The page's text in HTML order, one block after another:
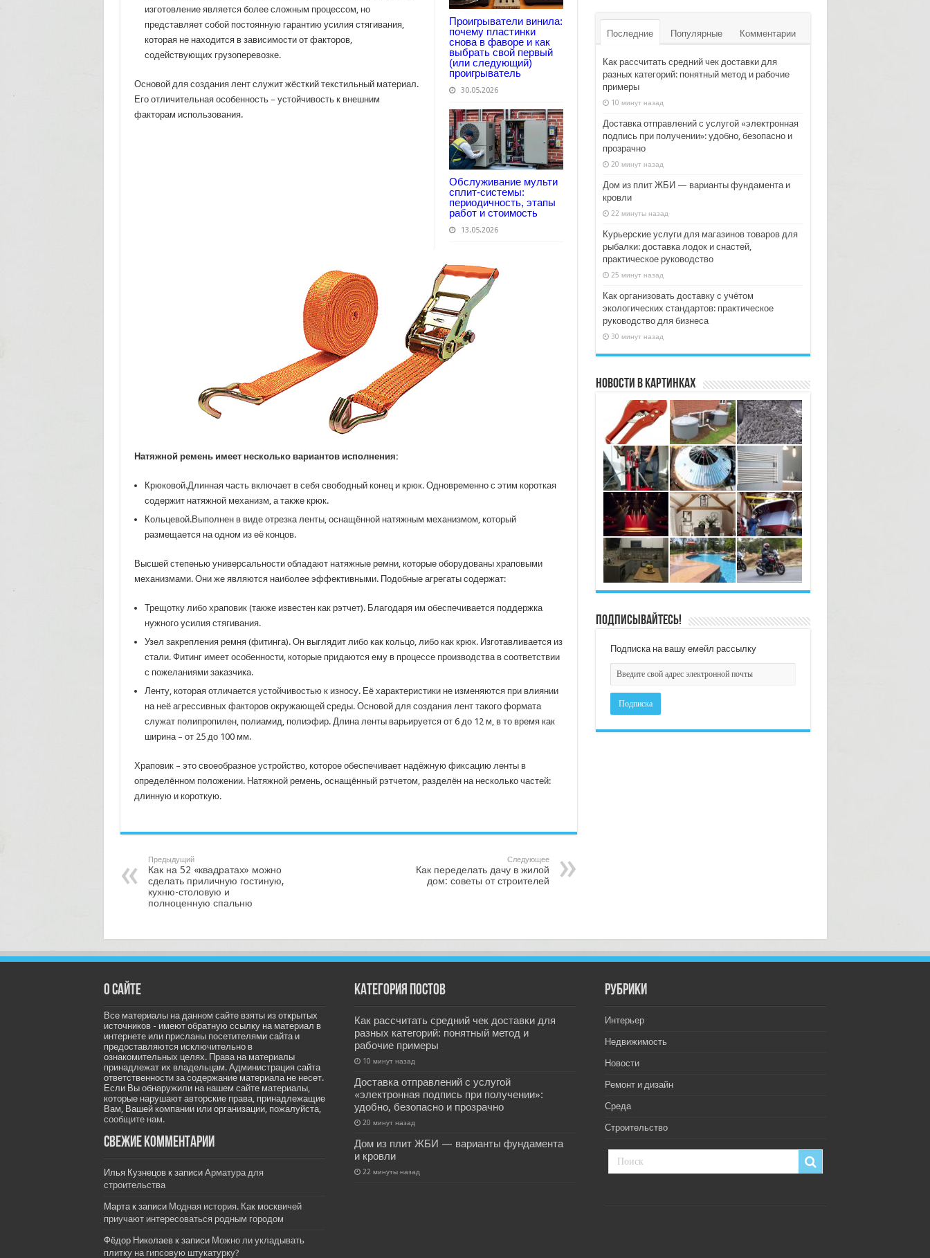
Проигрыватели винила:
почему пластинки
снова в фаворе и как
выбрать свой первый
(или следующий)
проигрыватель
30.05.2026
Обслуживание мульти
сплит-системы:
периодичность, этапы
работ и стоимость
13.05.2026
изготовление является более сложным процессом, но
представляет собой постоянную гарантию усилия стягивания,
которая не находится в зависимости от факторов,
содействующих грузоперевозке.
Основой для создания лент служит жёсткий текстильный материал.
Его отличительная особенность – устойчивость к внешним
факторам использования.
Натяжной ремень имеет несколько вариантов исполнения:
Крюковой.Длинная часть включает в себя свободный конец и крюк. Одновременно с этим короткая
содержит натяжной механизм, а также крюк.
Кольцевой.Выполнен в виде отрезка ленты, оснащённой натяжным механизмом, который
размещается на одном из её концов.
Высшей степенью универсальности обладают натяжные ремни, которые оборудованы храповыми
механизмами. Они же являются наиболее эффективными. Подобные агрегаты содержат:
Трещотку либо храповик (также известен как рэтчет). Благодаря им обеспечивается поддержка
нужного усилия стягивания.
Узел закрепления ремня (фитинга). Он выглядит либо как кольцо, либо как крюк. Изготавливается из
стали. Фитинг имеет особенности, которые придаются ему в процессе производства в соответствии
с пожеланиями заказчика.
Ленту, которая отличается устойчивостью к износу. Её характеристики не изменяются при влиянии
на неё агрессивных факторов окружающей среды. Основой для создания лент такого формата
служат полипропилен, полиамид, полиэфир. Длина ленты варьируется от 6 до 12 м, в то время как
ширина – от 25 до 100 мм.
Храповик – это своеобразное устройство, которое обеспечивает надёжную фиксацию ленты в
определённом положении. Натяжной ремень, оснащённый рэтчетом, разделён на несколько частей:
длинную и короткую.
Предыдущий
Как на 52 «квадратах» можно
сделать приличную гостиную,
кухню-столовую и
полноценную спальню
Следующее
Как переделать дачу в жилой
дом: советы от строителей
Последние Популярные Комментарии
Как рассчитать средний чек доставки для
разных категорий: понятный метод и рабочие
примеры
10 минут назад
Доставка отправлений с услугой «электронная
подпись при получении»: удобно, безопасно и
прозрачно
20 минут назад
Дом из плит ЖБИ — варианты фундамента и
кровли
22 минуты назад
Курьерские услуги для магазинов товаров для
рыбалки: доставка лодок и снастей,
практическое руководство
25 минут назад
Как организовать доставку с учётом
экологических стандартов: практическое
руководство для бизнеса
30 минут назад
Новости в картинках
Подписывайтесь!
Подписка на вашу емейл рассылку
О сайте
Все материалы на данном сайте взяты из открытых
источников - имеют обратную ссылку на материал в
интернете или присланы посетителями сайта и
предоставляются исключительно в
ознакомительных целях. Права на материалы
принадлежат их владельцам. Администрация сайта
ответственности за содержание материала не несет.
Если Вы обнаружили на нашем сайте материалы,
которые нарушают авторские права, принадлежащие
Вам, Вашей компании или организации, пожалуйста,
сообщите нам.
Свежие комментарии
Илья Кузнецовк записи Арматура для
строительства
Мартак записи Модная история. Как москвичей
приучают интересоваться родным городом
Фёдор Николаевк записи Можно ли укладывать
плитку на гипсовую штукатурку?
Категория постов
Как рассчитать средний чек доставки для
разных категорий: понятный метод и
рабочие примеры
10 минут назад
Доставка отправлений с услугой
«электронная подпись при получении»:
удобно, безопасно и прозрачно
20 минут назад
Дом из плит ЖБИ — варианты фундамента
и кровли
22 минуты назад
РУбрики
Интерьер
Недвижимость
Новости
Ремонт и дизайн
Среда
Строительство